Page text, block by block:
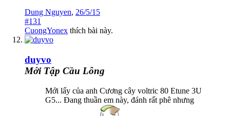
Dung Nguyen, 26/5/15
#131
CuongYonex thích bài này.
duyvo
Mới Tập Cầu Lông
Mới lấy của anh Cương cây voltric 80 Etune 3U
G5... Đang thuần em này, đánh rất phê nhưng